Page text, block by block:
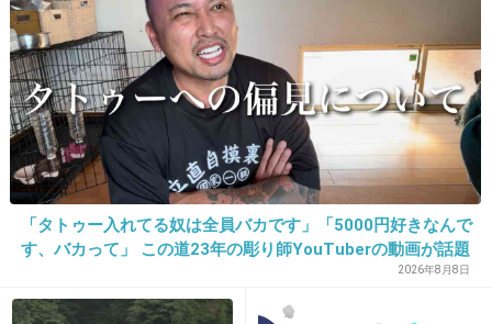
出典：mdpr.jp
出典：www.maniado.jp
+169 -2
普通にさらっと
「タトゥー入れてる奴は全員バカです」「5000円好きなんで
す、バカって」 この道23年の彫り師YouTuberの動画が話題
2026年8月8日